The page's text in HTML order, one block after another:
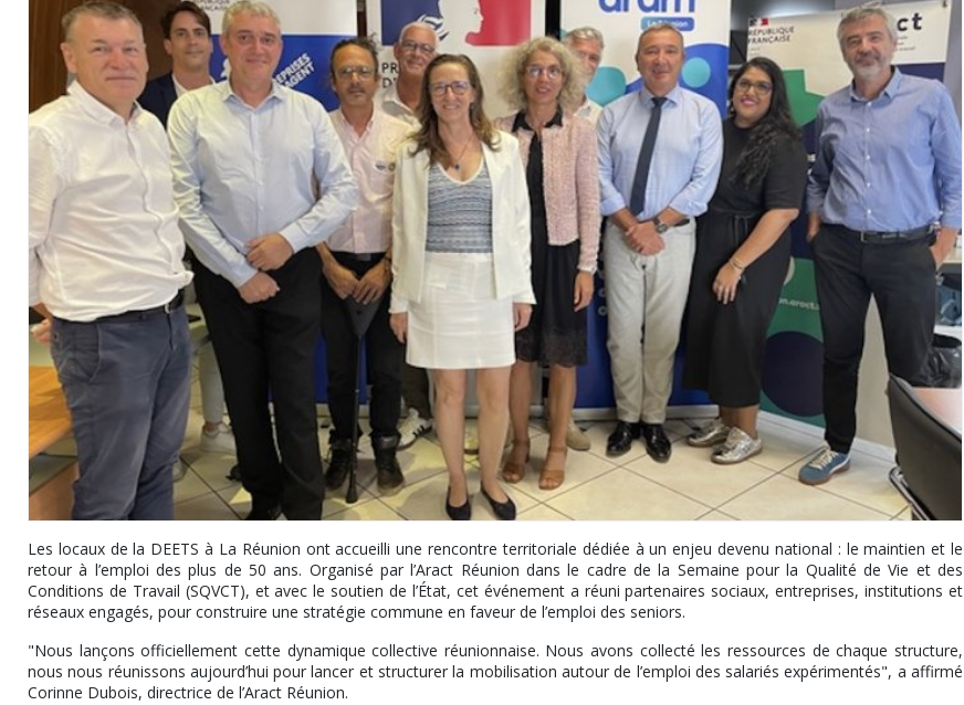
Les locaux de la DEETS à La Réunion ont accueilli une rencontre territoriale dédiée à un enjeu devenu national : le maintien et le
retour à l’emploi des plus de 50 ans. Organisé par l’Aract Réunion dans le cadre de la Semaine pour la Qualité de Vie et des
Conditions de Travail (SQVCT), et avec le soutien de l’État, cet événement a réuni partenaires sociaux, entreprises, institutions et
réseaux engagés, pour construire une stratégie commune en faveur de l’emploi des seniors.
"Nous lançons officiellement cette dynamique collective réunionnaise. Nous avons collecté les ressources de chaque structure,
nous nous réunissons aujourd’hui pour lancer et structurer la mobilisation autour de l’emploi des salariés expérimentés", a affirmé
Corinne Dubois, directrice de l’Aract Réunion.